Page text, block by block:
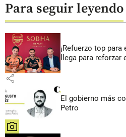
Para seguir leyendo
¡Refuerzo top
llega para
share
El gobierno más
Petro
share